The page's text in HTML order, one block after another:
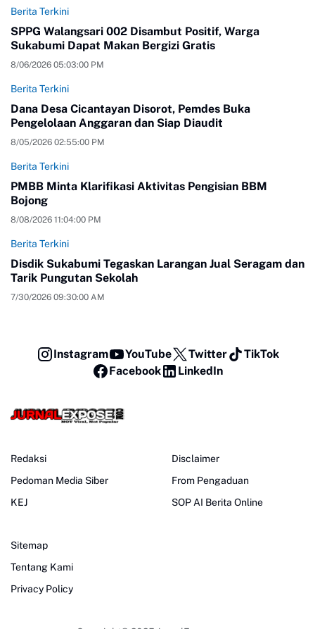
Berita Terkini
SPPG Walangsari 002 Disambut Positif, Warga
Sukabumi Dapat Makan Bergizi Gratis
8/06/2026 05:03:00 PM
Berita Terkini
Dana Desa Cicantayan Disorot, Pemdes Buka
Pengelolaan Anggaran dan Siap Diaudit
8/05/2026 02:55:00 PM
Berita Terkini
PMBB Minta Klarifikasi Aktivitas Pengisian BBM
Bojong
8/08/2026 11:04:00 PM
Berita Terkini
Disdik Sukabumi Tegaskan Larangan Jual Seragam dan
Tarik Pungutan Sekolah
7/30/2026 09:30:00 AM
Instagram YouTube Twitter
TikTok
Facebook
LinkedIn
Redaksi
Pedoman Media Siber
KEJ
Disclaimer
From Pengaduan
SOP AI Berita Online
Sitemap
Tentang Kami
Privacy Policy